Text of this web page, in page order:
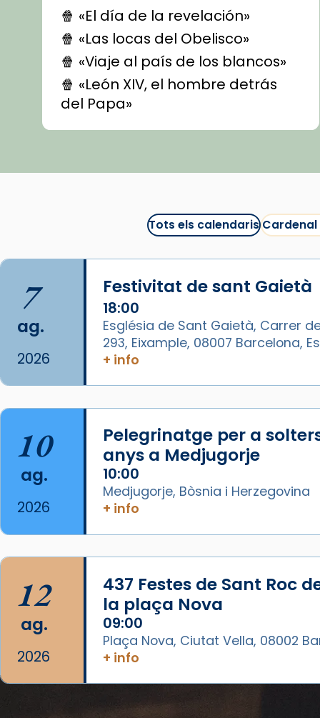
🍿 «El día de la revelación»
🍿 «Las locas del Obelisco»
🍿 «Viaje al país de los blancos»
🍿 «León XIV, el hombre detrás
del Papa»
🍿 «Las ovejas detectives»
recomanacions i prepara una
#CinemaEspiritualitual
@cinemaspiritcat
Imatge: Generada amb IA
(OpenAI)
Video
View on Facebook · Share
Arquebisbat de Barcelona
Lluís Companys, la jove va fer
arribar el seu testimoni al papa
Lleó XIV.
Recupera l'entrevista
papa-viaje-espana-testimoni...
Photo
View on Facebook · Share
Tots els calendarisCardenal
7
ag.
2026
Festivitat de sant Gaietà
18:00
Església de Sant Gaietà, Carrer
293, Eixample, 08007 Barcelona,
+ info
10
ag.
2026
Pelegrinatge per a
anys a Medjugorje
10:00
Medjugorje, Bòsnia i Herzegovina
+ info
12
ag.
2026
437 Festes de Sant Roc
la plaça Nova
09:00
Plaça Nova, Ciutat Vella, 08002
+ info